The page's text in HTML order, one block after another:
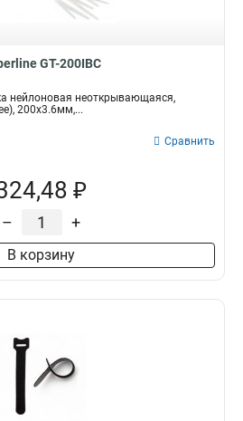
GT-200IBC
нейлоновая неоткрывающаяся,
200x3.6мм,...
Сравнить
₽
– +
В корзину